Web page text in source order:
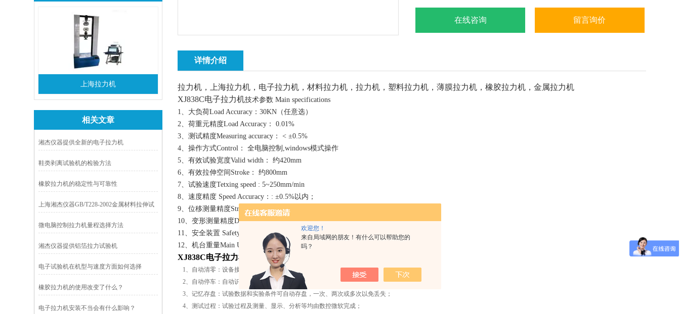
欢迎您！
来自局域网的朋友！有什么可以帮助您的
吗？
上海拉力机
相关文章
湘杰仪器提供全新的电子拉力机
鞋类剥离试验机的检验方法
橡胶拉力机的稳定性与可靠性
上海湘杰仪器GB/T228-2002金属材料拉伸试
微电脑控制拉力机量程选择方法
湘杰仪器提供铝箔拉力试验机
电子试验机在机型与速度方面如何选择
橡胶拉力机的使用改变了什么？
电子拉力机安装不当会有什么影响？
准ISO.JIS.ASTM.DIN等标准和国外标准进行试验和提供数据.
在线咨询 留言询价
详情介绍
拉力机，上海拉力机，电子拉力机，材料拉力机，拉力机，塑料拉力机，薄膜拉力机，橡胶拉力机，金属拉力机
XJ838C电子拉力机技术参数 Main specifications
1、大负荷Load Accuracy：30KN（任意选）
2、荷重元精度Load Accuracy： 0.01%
3、测试精度Measuring accuracy： < ±0.5%
4、操作方式Control： 全电脑控制,windows模式操作
5、有效试验宽度Valid width： 约420mm
6、有效拉伸空间Stroke： 约800mm
7、试验速度Tetxing speed : 5~250mm/min
8、速度精度 Speed Accuracy：: ±0.5%以内；
9、位移测量精度Stroke Accuracy： ±0.5%以内；
10、变形测量精度Displacement Accuracy： ±0.5%以内
11、安全装置 Safety device： 电子限位保护，紧急停止键 Safeguard stroke
12、机台重量Main Unit Weight ： 约240kg
XJ838C电子拉力机 更新功能：
1、自动清零：设备接到指令，测量系统便自动清零；
2、自动停车：自动识别试验大力，断裂后自动停车；
3、记忆存盘：试验数据和实验条件可自动存盘，一次、两次或多次以免丢失；
4、测试过程：试验过程及测量、显示、分析等均由数控微软完成；